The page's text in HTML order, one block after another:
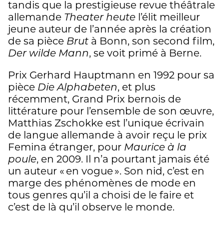
tandis que la prestigieuse revue théâtrale
allemande Theater heute l’élit meilleur
jeune auteur de l’année après la création
de sa pièce Brut à Bonn, son second film,
Der wilde Mann, se voit primé à Berne.
Prix Gerhard Hauptmann en 1992 pour sa
pièce Die Alphabeten, et plus
récemment, Grand Prix bernois de
littérature pour l’ensemble de son œuvre,
Matthias Zschokke est l’unique écrivain
de langue allemande à avoir reçu le prix
Femina étranger, pour Maurice à la
poule, en 2009. Il n’a pourtant jamais été
un auteur « en vogue ». Son nid, c’est en
marge des phénomènes de mode en
tous genres qu’il a choisi de le faire et
c’est de là qu’il observe le monde.